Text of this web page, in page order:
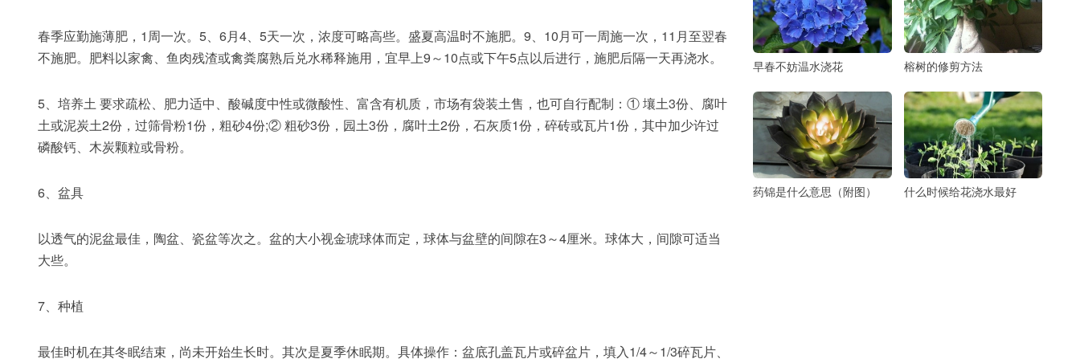
春季应勤施薄肥，1周一次。5、6月4、5天一次，浓度可略高些。盛夏高温时不施肥。9、10月可一周施一次，11月至翌春
不施肥。肥料以家禽、鱼肉残渣或禽粪腐熟后兑水稀释施用，宜早上9～10点或下午5点以后进行，施肥后隔一天再浇水。
5、培养土 要求疏松、肥力适中、酸碱度中性或微酸性、富含有机质，市场有袋装土售，也可自行配制：① 壤土3份、腐叶
土或泥炭土2份，过筛骨粉1份，粗砂4份;② 粗砂3份，园土3份，腐叶土2份，石灰质1份，碎砖或瓦片1份，其中加少许过
磷酸钙、木炭颗粒或骨粉。
6、盆具
以透气的泥盆最佳，陶盆、瓷盆等次之。盆的大小视金琥球体而定，球体与盆壁的间隙在3～4厘米。球体大，间隙可适当
大些。
7、种植
最佳时机在其冬眠结束，尚未开始生长时。其次是夏季休眠期。具体操作：盆底孔盖瓦片或碎盆片，填入1/4～1/3碎瓦片、
早春不妨温水浇花 榕树的修剪方法
药锦是什么意思（附图） 什么时候给花浇水最好